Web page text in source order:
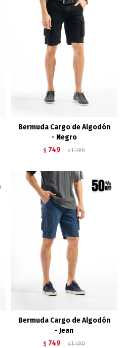
Bermuda Cargo de Algodón
- Negro
$ 749 $ 1.490
Bermuda Cargo de Algodón
- Jean
$ 749 $ 1.490